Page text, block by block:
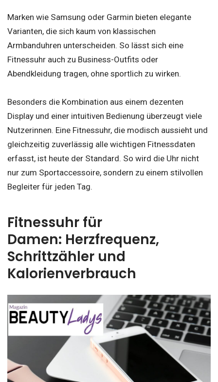
Marken wie Samsung oder Garmin bieten elegante
Varianten, die sich kaum von klassischen
Armbanduhren unterscheiden. So lässt sich eine
Fitnessuhr auch zu Business-Outfits oder
Abendkleidung tragen, ohne sportlich zu wirken.
Besonders die Kombination aus einem dezenten
Display und einer intuitiven Bedienung überzeugt viele
Nutzerinnen. Eine Fitnessuhr, die modisch aussieht und
gleichzeitig zuverlässig alle wichtigen Fitnessdaten
erfasst, ist heute der Standard. So wird die Uhr nicht
nur zum Sportaccessoire, sondern zu einem stilvollen
Begleiter für jeden Tag.
Fitnessuhr für
Damen: Herzfrequenz,
Schrittzähler und
Kalorienverbrauch